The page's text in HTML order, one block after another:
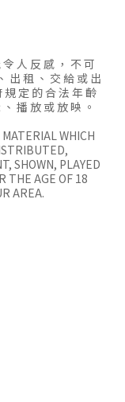
人 反 感 ， 不 可
出 租 、 交 給 或 出
定 的 合 法 年 齡
播 放 或 放 映 。
WHICH
SHOWN, PLAYED
THE AGE OF 18
AREA.